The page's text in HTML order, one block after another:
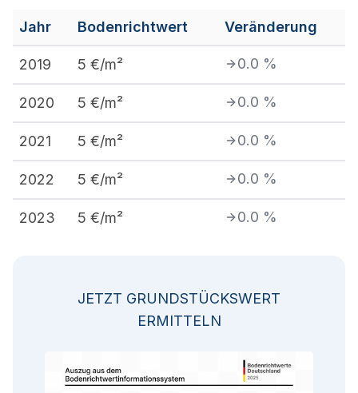
Jahr Bodenrichtwert Veränderung
2019 5 €/m² 0.0 %
2020 5 €/m² 0.0 %
2021 5 €/m² 0.0 %
2022 5 €/m² 0.0 %
2023 5 €/m² 0.0 %
JETZT GRUNDSTÜCKSWERT
ERMITTELN